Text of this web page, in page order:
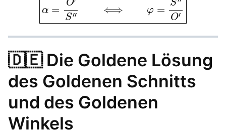
🇩🇪Die Goldene Lösung
des Goldenen Schnitts
und des Goldenen
Winkels